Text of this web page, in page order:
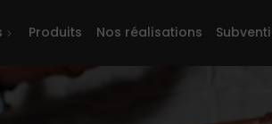
Produits Nos réalisations